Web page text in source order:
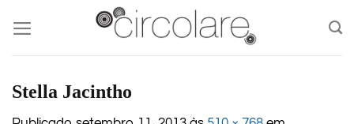
content
Stella Jacintho